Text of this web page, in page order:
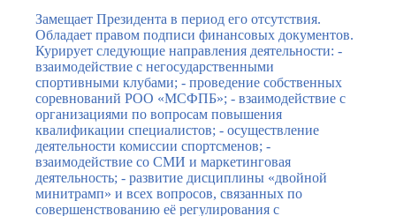
Замещает Президента в период его отсутствия.
Обладает правом подписи финансовых документов.
Курирует следующие направления деятельности: -
взаимодействие с негосударственными
спортивными клубами; - проведение собственных
соревнований РОО «МСФПБ»; - взаимодействие с
организациями по вопросам повышения
квалификации специалистов; - осуществление
деятельности комиссии спортсменов; -
взаимодействие со СМИ и маркетинговая
деятельность; - развитие дисциплины «двойной
минитрамп» и всех вопросов, связанных по
совершенствованию её регулирования с